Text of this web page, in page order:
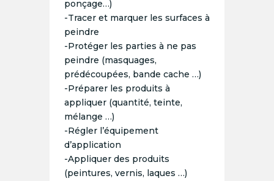
ponçage…)
-Tracer et marquer les surfaces à
peindre
-Protéger les parties à ne pas
peindre (masquages,
prédécoupées, bande cache …)
-Préparer les produits à
appliquer (quantité, teinte,
mélange …)
-Régler l’équipement
d’application
-Appliquer des produits
(peintures, vernis, laques …)